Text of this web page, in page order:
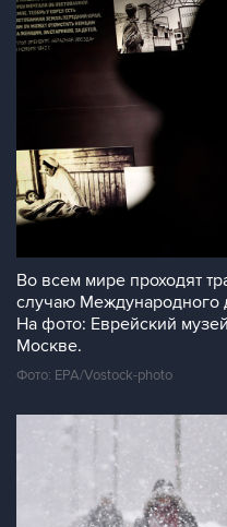
Во всем мире проходят
случаю Международного
На фото: Еврейский
Москве.
Фото: EPA/Vostock-photo